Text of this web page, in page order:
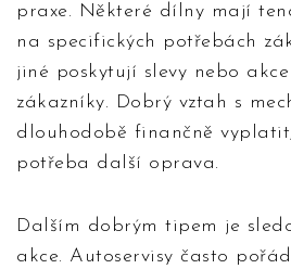
praxe. Některé dílny mají
na specifických potřebách
jiné poskytují slevy nebo
zákazníky. Dobrý vztah s
dlouhodobě finančně
potřeba další oprava.
Dalším dobrým tipem je
akce. Autoservisy často